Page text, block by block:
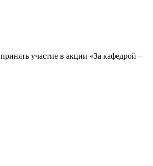
принять участие в акции «За кафедрой –